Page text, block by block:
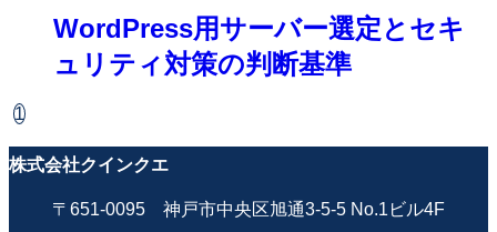
WordPress用サーバー選定とセキ
ュリティ対策の判断基準
1
株式会社クインクエ
〒651-0095 神戸市中央区旭通3-5-5 No.1ビル4F